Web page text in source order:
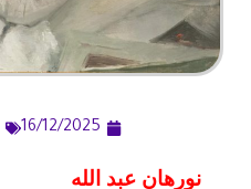
16/12/2025
نورهان عبد الله